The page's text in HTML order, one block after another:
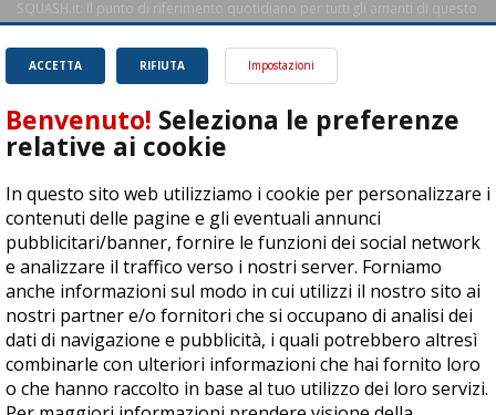
SQUASH.it: Il punto di riferimento quotidiano per tutti gli amanti di questo
RIFIUTA
ACCETTA Impostazioni
Benvenuto! Seleziona le preferenze
relative ai cookie
In questo sito web utilizziamo i cookie per personalizzare i
contenuti delle pagine e gli eventuali annunci
pubblicitari/banner, fornire le funzioni dei social network
e analizzare il traffico verso i nostri server. Forniamo
anche informazioni sul modo in cui utilizzi il nostro sito ai
nostri partner e/o fornitori che si occupano di analisi dei
dati di navigazione e pubblicità, i quali potrebbero altresì
combinarle con ulteriori informazioni che hai fornito loro
o che hanno raccolto in base al tuo utilizzo dei loro servizi.
04278030988
© Copyright 2015 | All Rights Reserved - Powered byDynDevice
Privacy Policy Cookie Policy Accessibilità Sitemap